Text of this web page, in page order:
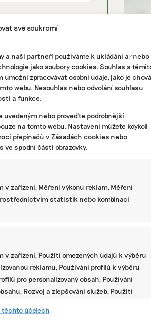
své soukromí
a naši partneři používáme k ukládání a/nebo
jako soubory cookies. Souhlas s
zpracovávat osobní údaje, jako je
webu. Nesouhlas nebo odvolání souhlasu
a funkce.
uvedeným nebo proveďte podrobnější
na tomto webu. Nastavení můžete kdykoli
přepínačů v Zásadách cookies nebo
spodní části obrazovky.
zařízení, Měření výkonu reklam, Měření
statistik nebo kombinací
zařízení, Použití omezených údajů k výběru
reklamu, Používání profilů k výběru
pro personalizovaný obsah, Používání
Rozvoj a zlepšování služeb, Použití
těchto účelech